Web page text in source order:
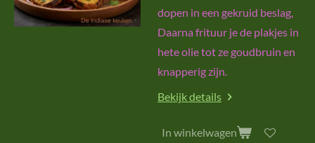
dopen in een gekruid beslag,
Daarna frituur je de plakjes in
hete olie tot ze goudbruin en
knapperig zijn.
Bekijk details
In winkelwagen